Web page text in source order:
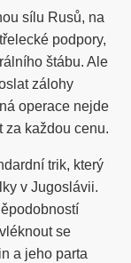
sílu Rusů, na
podpory,
štábu. Ale
zálohy
operace nejde
za každou cenu.
trik, který
v Jugoslávii.
se
a jeho parta